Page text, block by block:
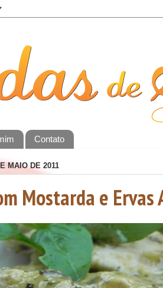
Contato
MAIO DE 2011
Mostarda e Ervas